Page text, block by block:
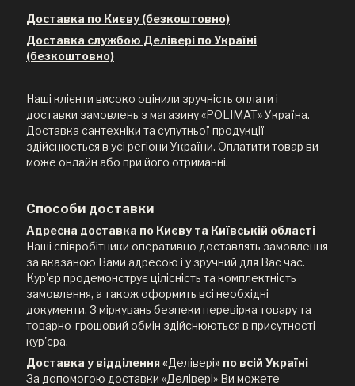
Доставка по Києву (безкоштовно)
Доставка службою Делівері по Україні
(безкоштовно)
Наші клієнти високо оцінили зручність оплати і
доставки замовлень з магазину «POLIMAT» Україна.
Доставка сантехніки та супутньої продукції
здійснюється в усі регіони України. Оплатити товар ви
може онлайн або при його отриманні.
Способи доставки
Адресна доставка по Києву та Київській області
Наші співробітники оперативно доставлять замовлення
за вказаною Вами адресою і у зручний для Вас час.
Кур'єр продемонструє цілісність та комплектність
замовлення, а також оформить всі необхідні
документи. З міркувань безпеки перевірка товару та
товарно-грошовий обмін здійснюються в присутності
кур'єра.
Доставка у відділення «Делівері» по всій Україні
За допомогою доставки «Делівері» Ви можете